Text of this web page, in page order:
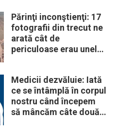
Părinţi inconştienţi: 17
fotografii din trecut ne
arată cât de
periculoase erau unele
Medicii dezvăluie: Iată
ce se întâmplă în corpul
nostru când începem
să mâncăm câte două